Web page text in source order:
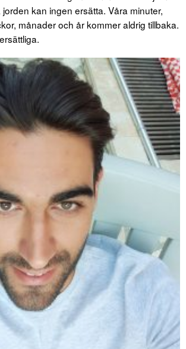
kan ingen ersätta. Våra minuter,
månader och år kommer aldrig tillbaka.